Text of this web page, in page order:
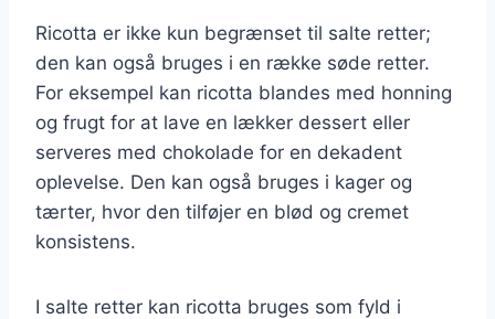
Ricotta er ikke kun begrænset til salte retter;
den kan også bruges i en række søde retter.
For eksempel kan ricotta blandes med honning
og frugt for at lave en lækker dessert eller
serveres med chokolade for en dekadent
oplevelse. Den kan også bruges i kager og
tærter, hvor den tilføjer en blød og cremet
konsistens.
I salte retter kan ricotta bruges som fyld i